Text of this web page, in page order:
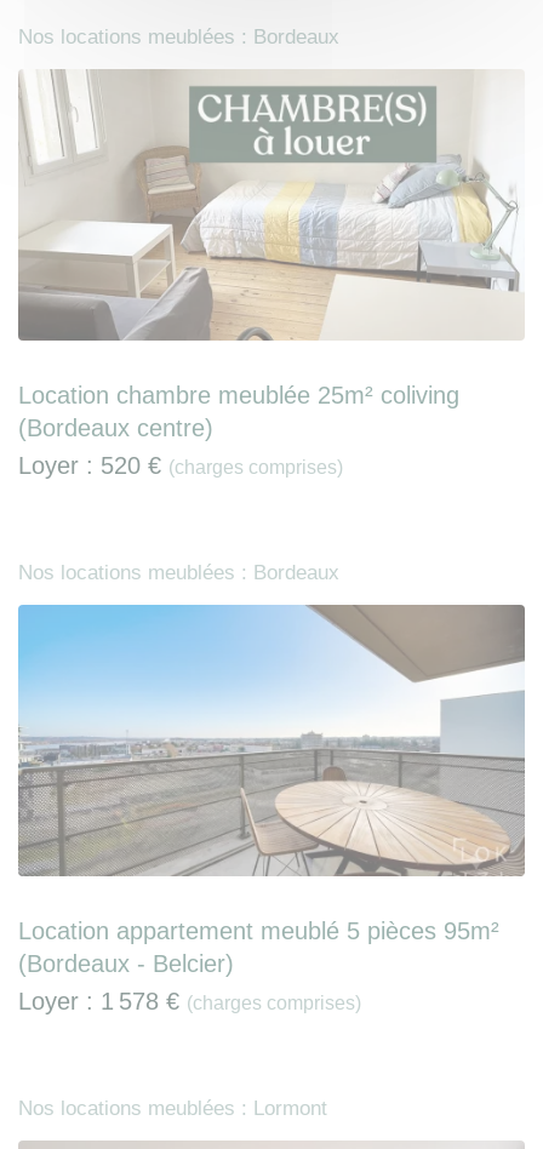
Nos locations meublées : Bordeaux
Location chambre meublée 25m² coliving
(Bordeaux centre)
Loyer : 520 € (charges comprises)
Nos locations meublées : Bordeaux
Location appartement meublé 5 pièces 95m²
(Bordeaux - Belcier)
Loyer : 1 578 € (charges comprises)
Nos locations meublées : Lormont